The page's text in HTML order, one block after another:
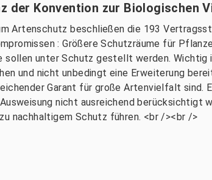
der Konvention zur Biologischen
Artenschutz beschließen die 193
: Größere Schutzräume für
sollen unter Schutz gestellt werden.
und nicht unbedingt eine Erweiterung
Garant für große Artenvielfalt sind.
nicht ausreichend berücksichtigt
nachhaltigem Schutz führen. <br /><br />